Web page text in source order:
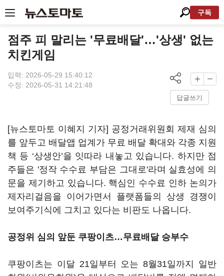
구독
점주 피 말리는 '무료배달'…'상생' 없는
치킨게임
입력: 2026-05-29 15:40:12
수정: 2026-05-31 14:21:48
답글쓰기
[뉴스토마토 이혜지 기자] 공정거래위원회 제재 심의
를 앞두고 배달앱 업계가 무료 배달 확대와 각종 지원
책 등 ‘상생안’을 잇따라 내놓고 있습니다. 하지만 점
주들은 '정작 수수료 부담은 그대로'라며 실효성에 의
문을 제기하고 있습니다. 핵심인 수수료 인하 논의가
제자리걸음을 이어가면서 플랫폼들의 상생 경쟁이
보여주기식에 그치고 있다는 비판도 나옵니다.
공정위 심의 앞둔 쿠팡이츠…무료배달 승부수
쿠팡이츠는 이달 21일부터 오는 8월31일까지 일반